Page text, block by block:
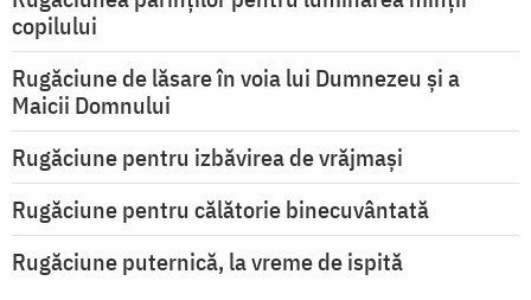
copilului
Rugăciune de lăsare în voia lui Dumnezeu şi a
Maicii Domnului
Rugăciune pentru izbăvirea de vrăjmași
Rugăciune pentru călătorie binecuvântată
Rugăciune puternică, la vreme de ispită